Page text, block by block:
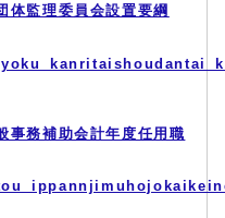
体監理委員会設置要綱
事務補助会計年度任用職